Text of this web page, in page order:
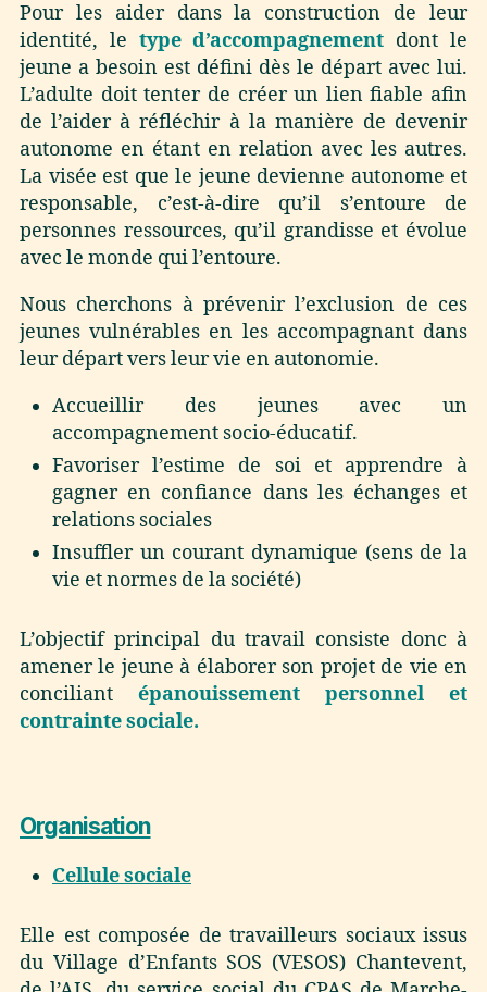
Pour les aider dans la construction de leur
identité, le type d’accompagnement dont le
jeune a besoin est défini dès le départ avec lui.
L’adulte doit tenter de créer un lien fiable afin
de l’aider à réfléchir à la manière de devenir
autonome en étant en relation avec les autres.
La visée est que le jeune devienne autonome et
responsable, c’est-à-dire qu’il s’entoure de
personnes ressources, qu’il grandisse et évolue
avec le monde qui l’entoure.
Nous cherchons à prévenir l’exclusion de ces
jeunes vulnérables en les accompagnant dans
leur départ vers leur vie en autonomie.
Accueillir des jeunes avec un
accompagnement socio-éducatif.
Favoriser l’estime de soi et apprendre à
gagner en confiance dans les échanges et
relations sociales
Insuffler un courant dynamique (sens de la
vie et normes de la société)
L’objectif principal du travail consiste donc à
amener le jeune à élaborer son projet de vie en
conciliant épanouissement personnel et
contrainte sociale.
Organisation
Cellule sociale
Elle est composée de travailleurs sociaux issus
du Village d’Enfants SOS (VESOS) Chantevent,